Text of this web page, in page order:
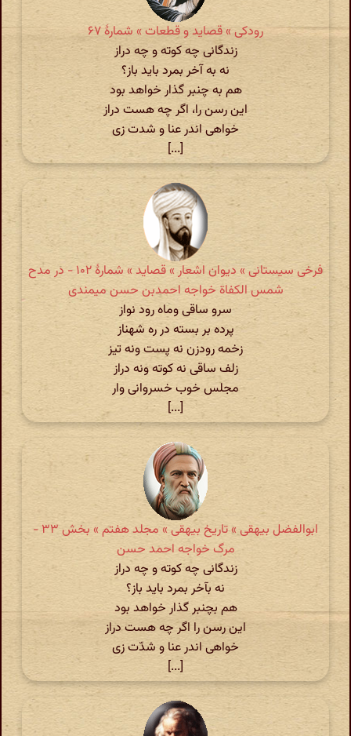
رودکی » قصاید و قطعات » شمارهٔ ۶۷
زندگانی چه کوته و چه دراز
نه به آخر بمرد باید باز؟
هم به چنبر گذار خواهد بود
این رسن را، اگر چه هست دراز
خواهی اندر عنا و شدت زی
[...]
فرخی سیستانی » دیوان اشعار » قصاید » شمارهٔ ۱۰۲ - در مدح
شمس الکفاة خواجه احمدبن حسن میمندی
سرو ساقی وماه رود نواز
پرده بر بسته در ره شهناز
زخمه رودزن نه پست ونه تیز
زلف ساقی نه کوته ونه دراز
مجلس خوب خسروانی وار
[...]
ابوالفضل بیهقی » تاریخ بیهقی » مجلد هفتم » بخش ۳۳ -
مرگ خواجه احمد حسن
زندگانی چه کوته و چه دراز
نه بآخر بمرد باید باز؟
هم بچنبر گذار خواهد بود
این رسن را اگر چه هست دراز
خواهی اندر عنا و شدّت زی‌
[...]